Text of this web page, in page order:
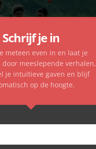
Schrijf je in
meteen even in en laat je
meeslepende verhalen,
je intuïtieve gaven en blijf
op de hoogte.